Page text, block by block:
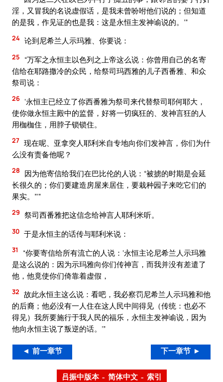
淫，又冒我的名说虚假话，是我未曾吩咐他们说的；但知道
的是我，作见证的也是我：这是永恒主发神谕说的。’”
24 论到尼希兰人示玛雅、你要说：
25
“万军之永恒主以色列之上帝这么说：你曾用自己的名寄
信给在耶路撒冷的众民，给祭司玛西雅的儿子西番雅、和众
祭司说：
26 ‘永恒主已经立了你西番雅为祭司来代替祭司耶何耶大，
使你做永恒主殿中的监督，好将一切疯狂的、发神言狂的人
用枷枷住，用脖子锁锁住。
27 现在呢、亚拿突人耶利米自专地向你们发神言，你们为什
么没有责备他呢？
28
因为他寄信给我们在巴比伦的人说：“被掳的时期是会延
长很久的；你们要建造房屋来居住，要栽种园子来吃它们的
果实。”’”
29 祭司西番雅把这信念给神言人耶利米听。
30 于是永恒主的话传与耶利米说：
31
“你要寄信给所有流亡的人说：‘永恒主论尼希兰人示玛雅
是这么说的：因为示玛雅向你们传神言，而我并没有差遣了
他，他竟使你们倚靠着虚假，
32 故此永恒主这么说：看吧，我必察罚尼希兰人示玛雅和他
的后裔；他必没有一人住在这人民中间得见（传统：也必不
得见）我所要施行于我人民的福乐，永恒主发神谕说，因为
他向永恒主说了叛逆的话。’”
◄ 前一章节 下一章节 ►
吕振中版本 – 简体中文 – 索引